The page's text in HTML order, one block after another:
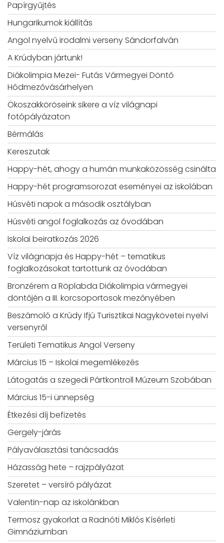
Papírgyűjtés
Hungarikumok kiállítás
Angol nyelvű irodalmi verseny Sándorfalván
A Krúdyban jártunk!
Diákolimpia Mezei- Futás Vármegyei Döntő
Hódmezővásárhelyen
Ökoszakköröseink sikere a víz világnapi
fotópályázaton
Bérmálás
Kereszutak
Happy-hét, ahogy a humán munkaközösség csinálta
Happy-hét programsorozat eseményei az iskolában
Húsvéti napok a második osztályban
Húsvéti angol foglalkozás az óvodában
Iskolai beiratkozás 2026
Víz világnapja és Happy-hét – tematikus
foglalkozásokat tartottunk az óvodában
Bronzérem a Röplabda Diákolimpia vármegyei
döntőjén a III. korcsoportosok mezőnyében
Beszámoló a Krúdy Ifjú Turisztikai Nagykövetei nyelvi
versenyről
Területi Tematikus Angol Verseny
Március 15 – Iskolai megemlékezés
Látogatás a szegedi Pártkontroll Múzeum Szobában
Március 15-i ünnepség
Étkezési díj befizetés
Gergely-járás
Pályaválasztási tanácsadás
Házasság hete – rajzpályázat
Szeretet – versíró pályázat
Valentin-nap az iskolánkban
Termosz gyakorlat a Radnóti Miklós Kísérleti
Gimnáziumban